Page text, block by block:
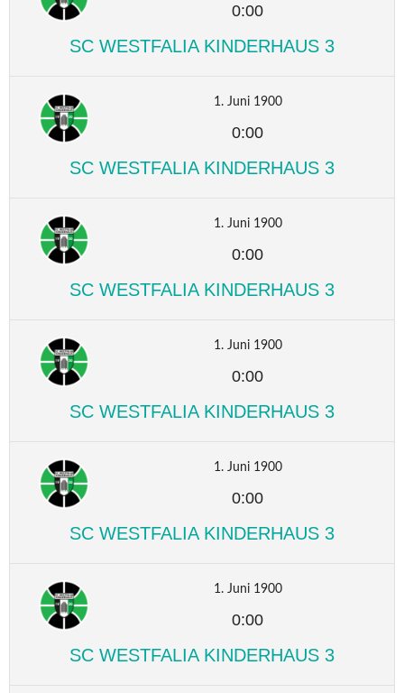
0:00
SC WESTFALIA KINDERHAUS 3
1. Juni 1900
0:00
SC WESTFALIA KINDERHAUS 3
1. Juni 1900
0:00
SC WESTFALIA KINDERHAUS 3
1. Juni 1900
0:00
SC WESTFALIA KINDERHAUS 3
1. Juni 1900
0:00
SC WESTFALIA KINDERHAUS 3
1. Juni 1900
0:00
SC WESTFALIA KINDERHAUS 3